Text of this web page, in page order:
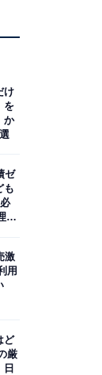
け
を
か
ゼ
も
想
激
用
ど
厳